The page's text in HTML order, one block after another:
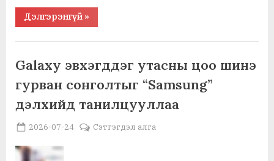
Дэлгэрэнгүй“Хүннүгийн
язгууртны
ЮНЕСКО-
жагсаалтад
бүртгэх
эсэхийг
хэлэлцэж
байна”
»
,
,
Урлаг, соёл, загвар, хэв маяг
Galaxy эвхэгддэг утасны цоо шинэ
гурван сонголтыг “Samsung”
дэлхийд танилцууллаа
Posted
2026-07-24 By
MGL . SOCIAL
Сэтгэгдэл алга